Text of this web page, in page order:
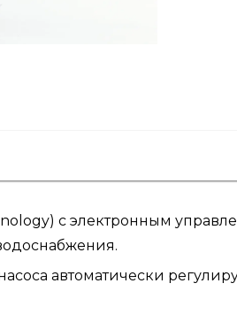
с электронным
автоматически